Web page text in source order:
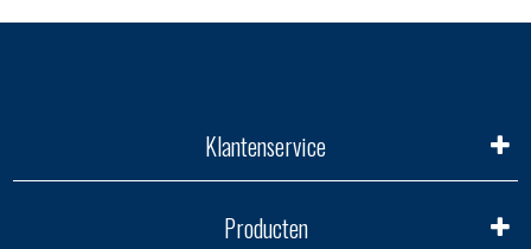
Klantenservice
Producten